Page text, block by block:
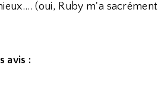
(oui, Ruby m'a sacrément
avis :